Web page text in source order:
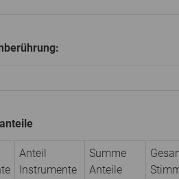
Anteil
Instrumente
Summe
Anteile